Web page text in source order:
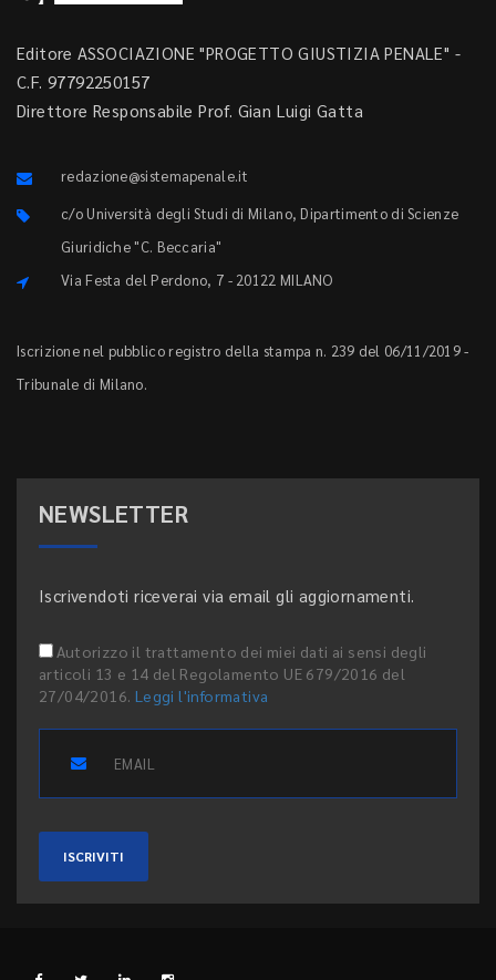
Editore ASSOCIAZIONE "PROGETTO GIUSTIZIA PENALE" -
C.F. 97792250157
Direttore Responsabile Prof. Gian Luigi Gatta
redazione@sistemapenale.it
c/o Università degli Studi di Milano, Dipartimento di Scienze
Giuridiche "C. Beccaria"
Via Festa del Perdono, 7 - 20122 MILANO
Iscrizione nel pubblico registro della stampa n. 239 del 06/11/2019 -
Tribunale di Milano.
NEWSLETTER
Iscrivendoti riceverai via email gli aggiornamenti.
Autorizzo il trattamento dei miei dati ai sensi degli
articoli 13 e 14 del Regolamento UE 679/2016 del
27/04/2016. Leggi l'informativa
ISCRIVITI